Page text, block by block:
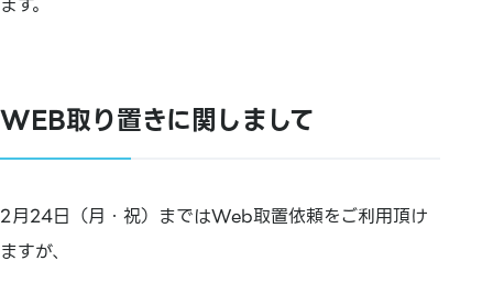
WEB取り置きに関しまして
2月24日（月・祝）まではWeb取置依頼をご利用頂け
ますが、